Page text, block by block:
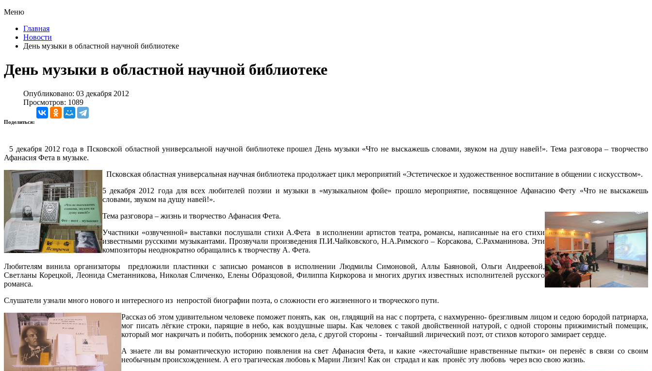
Меню
Главная
Новости
День музыки в областной научной библиотеке
День музыки в областной научной библиотеке
Опубликовано: 03 декабря 2012
Просмотров: 1089
Поделиться:
5 декабря 2012 года в Псковской областной универсальной научной библиотеке прошел День музыки «Что не выскажешь словами, звуком на душу навей!». Тема разговора – творчество
Афанасия Фета в музыке.
Псковская областная универсальная научная библиотека продолжает цикл мероприятий «Эстетическое и художественное воспитание в общении с искусством».
5 декабря 2012 года для всех любителей поэзии и музыки в «музыкальном фойе» прошло мероприятие, посвященное Афанасию Фету «Что не выскажешь
словами, звуком на душу навей!».
Тема разговора – жизнь и творчество Афанасия Фета.
Участники «озвученной» выставки послушали стихи А.Фета в исполнении артистов театра, романсы, написанные на его стихи
известными русскими музыкантами. Прозвучали произведения П.И.Чайковского, Н.А.Римского – Корсакова, С.Рахманинова. Эти
композиторы неоднократно обращались к творчеству А. Фета.
Любителям винила организаторы предложили пластинки с записью романсов в исполнении Людмилы Симоновой, Аллы Баяновой, Ольги Андреевой,
Светланы Корецкой, Леонида Сметанникова, Николая Сличенко, Елены Образцовой, Филиппа Киркорова и многих других известных исполнителей русского
романса.
Слушатели узнали много нового и интересного из непростой биографии поэта, о сложности его жизненного и творческого пути.
Рассказ об этом удивительном человеке поможет понять, как он, глядящий на нас с портрета, с нахмуренно- брезгливым лицом и седою бородой патриарха,
мог писать лёгкие строки, парящие в небо, как воздушные шары. Как человек с такой двойственной натурой, с одной стороны прижимистый помещик,
который мог накричать и побить, поборник земского дела, с другой стороны - тончайший лирический поэт, от стихов которого замирает сердце.
А знаете ли вы романтическую историю появления на свет Афанасия Фета, и какие «жесточайшие нравственные пытки» он перенёс в связи со своим
необычным происхождением. А его трагическая любовь к Марии Лизич! Как он страдал и как пронёс эту любовь через всю свою жизнь.